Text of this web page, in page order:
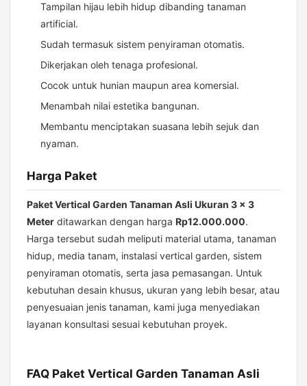
Tampilan hijau lebih hidup dibanding tanaman
artificial.
Sudah termasuk sistem penyiraman otomatis.
Dikerjakan oleh tenaga profesional.
Cocok untuk hunian maupun area komersial.
Menambah nilai estetika bangunan.
Membantu menciptakan suasana lebih sejuk dan
nyaman.
Harga Paket
Paket Vertical Garden Tanaman Asli Ukuran 3 x 3
Meter ditawarkan dengan harga Rp12.000.000.
Harga tersebut sudah meliputi material utama, tanaman
hidup, media tanam, instalasi vertical garden, sistem
penyiraman otomatis, serta jasa pemasangan. Untuk
kebutuhan desain khusus, ukuran yang lebih besar, atau
penyesuaian jenis tanaman, kami juga menyediakan
layanan konsultasi sesuai kebutuhan proyek.
FAQ Paket Vertical Garden Tanaman Asli